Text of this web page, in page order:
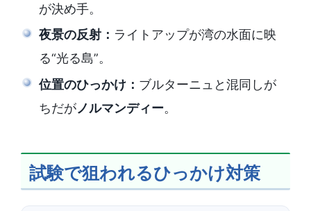
が決め手。
夜景の反射： ライトアップが湾の水面に映
る“光る島”。
位置のひっかけ： ブルターニュと混同しが
ちだがノルマンディー。
試験で狙われるひっかけ対策